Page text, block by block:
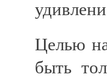
Целью
быть